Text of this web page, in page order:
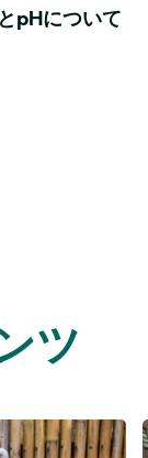
pHについて
ツ